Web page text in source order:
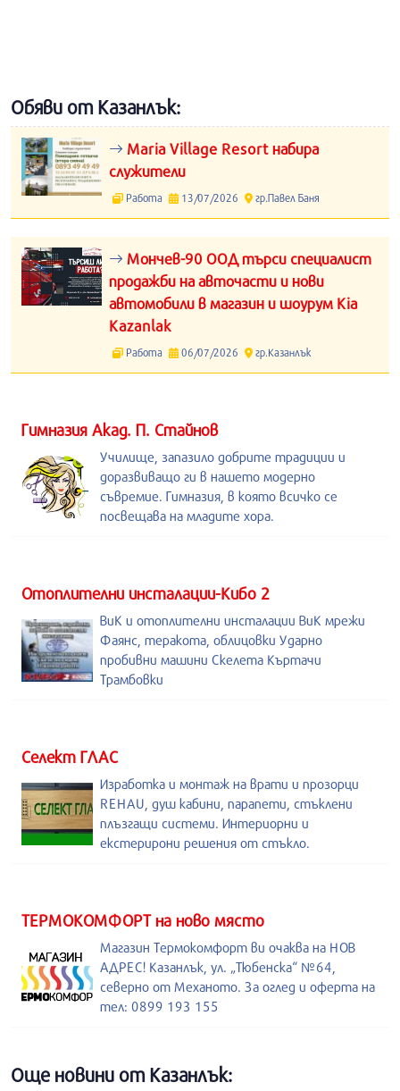
Обяви от Казанлък:
Maria Village Resort набира
служители
Работа 13/07/2026 гр.Павел Баня
Мончев-90 ООД търси специалист
продажби на авточасти и нови
автомобили в магазин и шоурум Kia
Kazanlak
Работа 06/07/2026 гр.Казанлък
Гимназия Акад. П. Стайнов
Училище, запазило добрите традиции и
доразвиващо ги в нашето модерно
съвремие. Гимназия, в която всичко се
посвещава на младите хора.
Отоплителни инсталации-Кибо 2
ВиК и отоплителни инсталации ВиК мрежи
Фаянс, теракота, облицовки Ударно
пробивни машини Скелета Къртачи
Трамбовки
Селект ГЛАС
Изработка и монтаж на врати и прозорци
REHAU, душ кабини, парапети, стъклени
плъзгащи системи. Интериорни и
екстерирони решения от стъкло.
ТЕРМОКОМФОРТ на ново място
Магазин Термокомфорт ви очаква на НОВ
АДРЕС! Казанлък, ул. „Тюбенска“ №64,
северно от Механото. За оглед и оферта на
тел: 0899 193 155
Още новини от Казанлък: